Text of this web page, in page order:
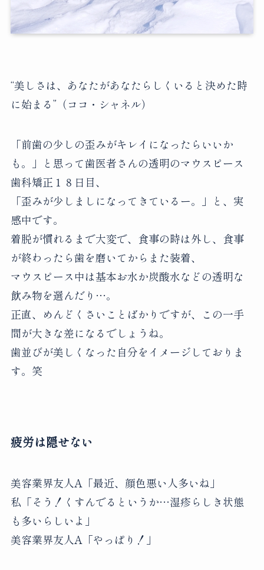
“美しさは、あなたがあなたらしくいると決めた時
に始まる”（ココ・シャネル）
「前歯の少しの歪みがキレイになったらいいか
も。」と思って歯医者さんの透明のマウスピース
歯科矯正１８日目、
「歪みが少しましになってきているー。」と、実
感中です。
着脱が慣れるまで大変で、食事の時は外し、食事
が終わったら歯を磨いてからまた装着、
マウスピース中は基本お水か炭酸水などの透明な
飲み物を選んだり…。
正直、めんどくさいことばかりですが、この一手
間が大きな差になるでしょうね。
歯並びが美しくなった自分をイメージしておりま
す。笑
疲労は隠せない
美容業界友人A「最近、顔色悪い人多いね」
私「そう！くすんでるというか…湿疹らしき状態
も多いらしいよ」
美容業界友人A「やっぱり！」